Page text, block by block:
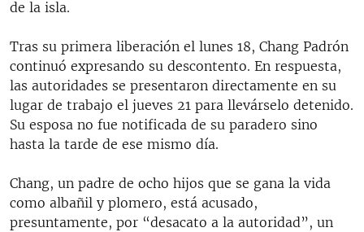
de la isla.
Tras su primera liberación el lunes 18, Chang Padrón
continuó expresando su descontento. En respuesta,
las autoridades se presentaron directamente en su
lugar de trabajo el jueves 21 para llevárselo detenido.
Su esposa no fue notificada de su paradero sino
hasta la tarde de ese mismo día.
Chang, un padre de ocho hijos que se gana la vida
como albañil y plomero, está acusado,
presuntamente, por “desacato a la autoridad”, un